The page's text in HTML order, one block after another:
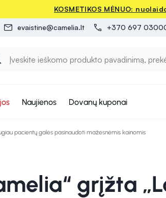
KOSMETIKOS MĖNUO:
evaistine@camelia.lt +370 697
Naujienos Dovanų kuponai
pacientų galės pasinaudoti mažesnėmis kainomis
grįžta